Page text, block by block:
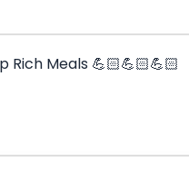
Meals 💪🏻💪🏻💪🏻